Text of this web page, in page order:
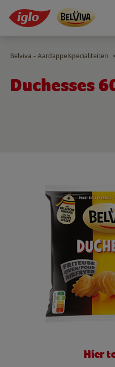
Duchesses
Belviva - Aardappelspecialiteiten >
Hier